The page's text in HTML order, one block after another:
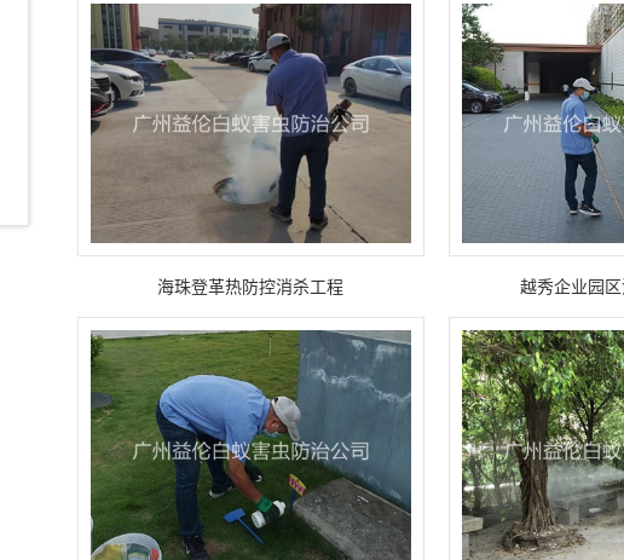
海珠登革热防控消杀工程 越秀企业园